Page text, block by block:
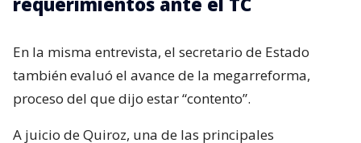
En la misma entrevista, el secretario de Estado
también evaluó el avance de la megarreforma,
proceso del que dijo estar “contento”.
A juicio de Quiroz, una de las principales